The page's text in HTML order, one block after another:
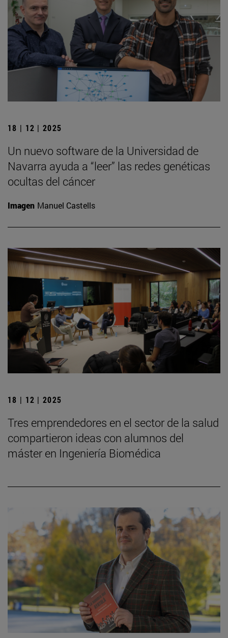
18 | 12 | 2025
Un nuevo software de la Universidad de
Navarra ayuda a “leer” las redes genéticas
ocultas del cáncer
Imagen Manuel Castells
18 | 12 | 2025
Tres emprendedores en el sector de la salud
compartieron ideas con alumnos del
máster en Ingeniería Biomédica